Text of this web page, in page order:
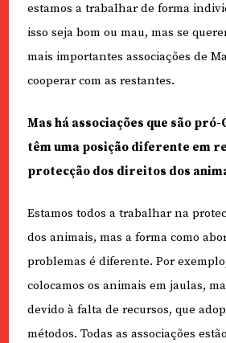
estamos a trabalhar de forma
isso seja bom ou mau, mas se
mais importantes associações de
cooperar com as restantes.
Mas há associações que são pró-
têm uma posição diferente em
protecção dos direitos dos
Estamos todos a trabalhar na
dos animais, mas a forma como
problemas é diferente. Por
colocamos os animais em jaulas,
devido à falta de recursos, que
métodos. Todas as associações